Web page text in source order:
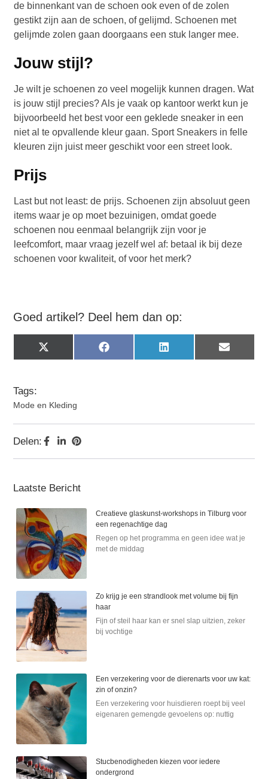
de binnenkant van de schoen ook even of de zolen
gestikt zijn aan de schoen, of gelijmd. Schoenen met
gelijmde zolen gaan doorgaans een stuk langer mee.
Jouw stijl?
Je wilt je schoenen zo veel mogelijk kunnen dragen. Wat
is jouw stijl precies? Als je vaak op kantoor werkt kun je
bijvoorbeeld het best voor een geklede sneaker in een
niet al te opvallende kleur gaan. Sport Sneakers in felle
kleuren zijn juist meer geschikt voor een street look.
Prijs
Last but not least: de prijs. Schoenen zijn absoluut geen
items waar je op moet bezuinigen, omdat goede
schoenen nou eenmaal belangrijk zijn voor je
leefcomfort, maar vraag jezelf wel af: betaal ik bij deze
schoenen voor kwaliteit, of voor het merk?
Goed artikel? Deel hem dan op:
X
(Twitter)
Facebook LinkedIn Email
Tags:
Mode en Kleding
Delen:
Laatste Bericht
Creatieve glaskunst-workshops in Tilburg voor
een regenachtige dag
Regen op het programma en geen idee wat je
met de middag
Zo krijg je een strandlook met volume bij fijn
haar
Fijn of steil haar kan er snel slap uitzien, zeker
bij vochtige
Een verzekering voor de dierenarts voor uw kat:
zin of onzin?
Een verzekering voor huisdieren roept bij veel
eigenaren gemengde gevoelens op: nuttig
Stucbenodigheden kiezen voor iedere
ondergrond